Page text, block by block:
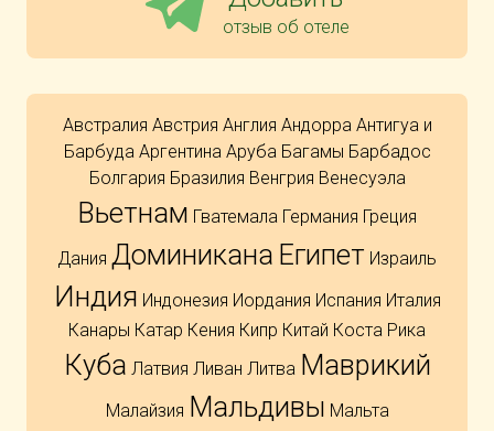
отзыв об отеле
Австралия Австрия Англия Андорра Антигуа и
Барбуда Аргентина Аруба Багамы Барбадос
Болгария Бразилия Венгрия Венесуэла
Вьетнам Гватемала Германия Греция
Дания Доминикана Египет Израиль
Индия Индонезия Иордания Испания Италия
Канары Катар Кения Кипр Китай Коста Рика
Куба Латвия Ливан Литва Маврикий
Малайзия Мальдивы Мальта